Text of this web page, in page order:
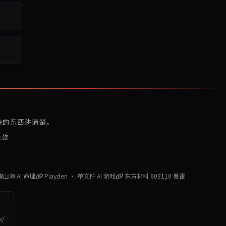
东西讲清楚。
海 AI 命理 Playden · 单文件 AI 游戏 东方材料 603110 暴雷